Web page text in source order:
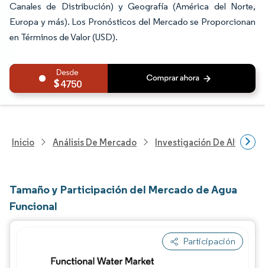
Canales de Distribución) y Geografía (América del Norte,
Europa y más). Los Pronósticos del Mercado se Proporcionan
en Términos de Valor (USD).
4750
Inicio Análisis De Mercado Investigación De
Tamaño y Participación del Mercado de Agua
Funcional
Participación